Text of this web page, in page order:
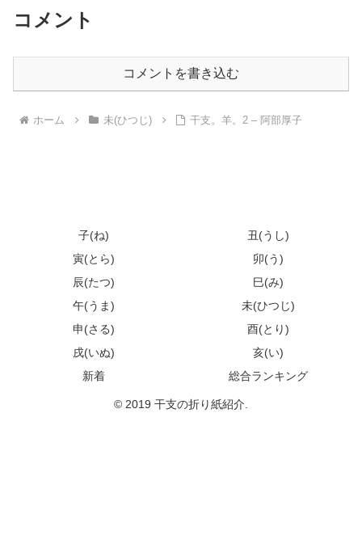
コメント
コメントを書き込む
ホーム 未(ひつじ) 干支。羊。2 – 阿部厚子
子(ね)
丑(うし)
寅(とら)
卯(う)
辰(たつ)
巳(み)
午(うま)
未(ひつじ)
申(さる)
酉(とり)
戌(いぬ)
亥(い)
新着
総合ランキング
© 2019 干支の折り紙紹介.